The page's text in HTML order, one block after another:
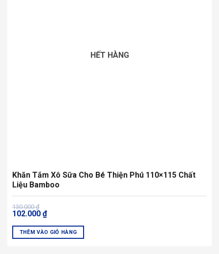
HẾT HÀNG
Khăn Tắm Xô Sữa Cho Bé Thiện Phú 110×115 Chất
Liệu Bamboo
130.000₫
Giá
gốc
130.000 ₫.
102.000 ₫
Giá
hiện
102.000 ₫.
THÊM VÀO GIỎ HÀNG